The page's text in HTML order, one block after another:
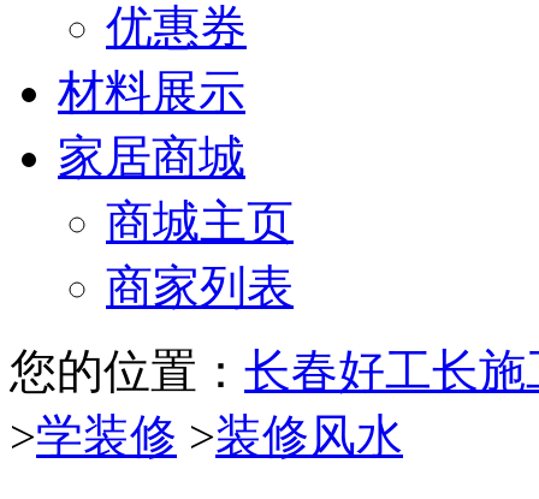
优惠券
材料展示
家居商城
商城主页
商家列表
您的位置： 长春好工长
>学装修 >装修风水